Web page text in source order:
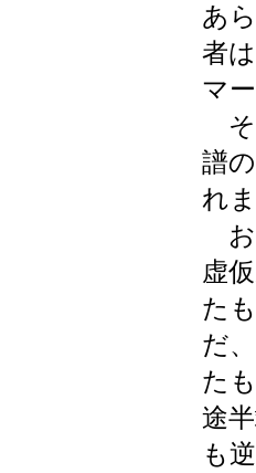
あ
者
マ
そ
譜
れ
お
虚
た
だ
た
途
も